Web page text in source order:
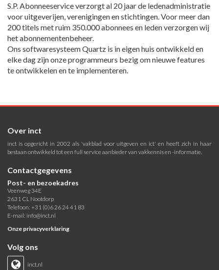
S.P. Abonneeservice verzorgt al 20 jaar de ledenadministratie
voor uitgeverijen, verenigingen en stichtingen. Voor meer dan
200 titels met ruim 350.000 abonnees en leden verzorgen wij
het abonnementenbeheer.
Ons softwaresysteem Quartz is in eigen huis ontwikkeld en
elke dag zijn onze programmeurs bezig om nieuwe features
te ontwikkelen en te implementeren.
Over inct
inct is opgericht in 2002 als 'vakblad voor uitgeven en ict' en heeft zich in haar
bestaan ontwikkeld tot een full service aanbieder van vakkennis en -informatie.
Contactgegevens
Post- en bezoekadres
Veenweg 34E
2631 CL Nootdorp
Telefoon: +31 (0)6 26 24 41 83
E-mail: info@inct.nl
Onze privacyverklaring
Volg ons
inct.nl